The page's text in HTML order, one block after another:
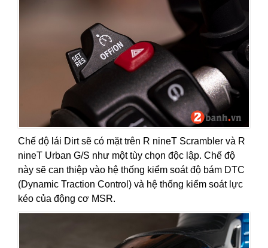
Chế độ lái Dirt sẽ có mặt trên R nineT Scrambler và R
nineT Urban G/S như một tùy chọn độc lập. Chế độ
này sẽ can thiệp vào hệ thống kiểm soát độ bám DTC
(Dynamic Traction Control) và hệ thống kiểm soát lực
kéo của động cơ MSR.